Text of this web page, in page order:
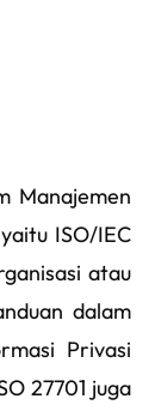
Manajemen
ISO/IEC
atau
dalam
Privasi
27701 juga